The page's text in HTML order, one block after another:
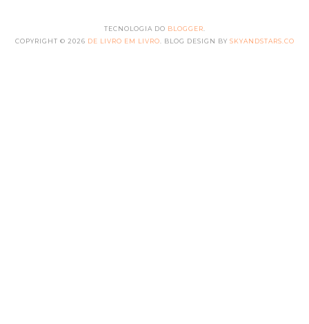
TECNOLOGIA DO BLOGGER
COPYRIGHT © 2026 DE LIVRO EM LIVRO . BLOG DESIGN BY SKYANDSTARS.CO